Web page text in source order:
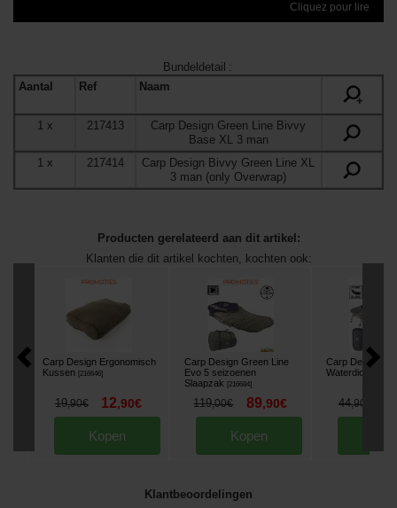
Cliquez pour lire
Bundeldetail :
Aantal
Ref
Naam
+
1 x 217413
Carp Design Green Line Bivvy
Base XL 3 man
1x 217414
Carp Design Bivvy Green Line XL
3 man (only Overwrap)
Producten gerelateerd aan dit artikel:
Klanten die dit artikel kochten, kochten ook:
Carp Design Ergonomisch
Kussen [216646]
19,90€ 12,90€
Kopen
Carp Design Green Line
Evo 5 seizoenen
Slaapzak
[216684]
119,00€ 89,90€
Kopen
Carp Design
Waterdichte
44,90
Klantbeoordelingen